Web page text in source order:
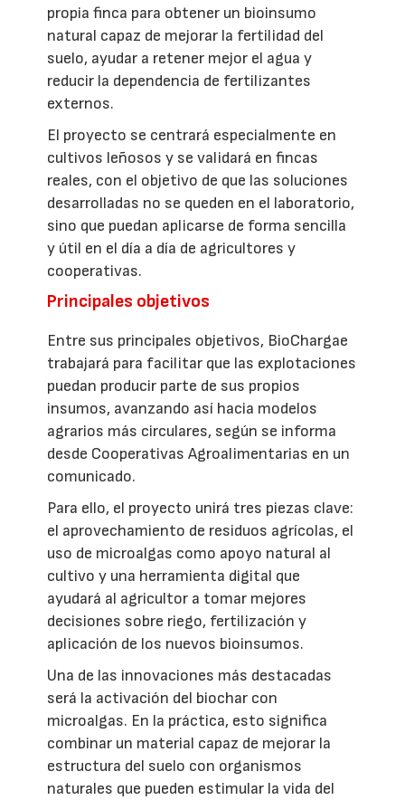
propia finca para obtener un bioinsumo
natural capaz de mejorar la fertilidad del
suelo, ayudar a retener mejor el agua y
reducir la dependencia de fertilizantes
externos.
El proyecto se centrará especialmente en
cultivos leñosos y se validará en fincas
reales, con el objetivo de que las soluciones
desarrolladas no se queden en el laboratorio,
sino que puedan aplicarse de forma sencilla
y útil en el día a día de agricultores y
cooperativas.
Principales objetivos
Entre sus principales objetivos, BioChargae
trabajará para facilitar que las explotaciones
puedan producir parte de sus propios
insumos, avanzando así hacia modelos
agrarios más circulares, según se informa
desde Cooperativas Agroalimentarias en un
comunicado.
Para ello, el proyecto unirá tres piezas clave:
el aprovechamiento de residuos agrícolas, el
uso de microalgas como apoyo natural al
cultivo y una herramienta digital que
ayudará al agricultor a tomar mejores
decisiones sobre riego, fertilización y
aplicación de los nuevos bioinsumos.
Una de las innovaciones más destacadas
será la activación del biochar con
microalgas. En la práctica, esto significa
combinar un material capaz de mejorar la
estructura del suelo con organismos
naturales que pueden estimular la vida del